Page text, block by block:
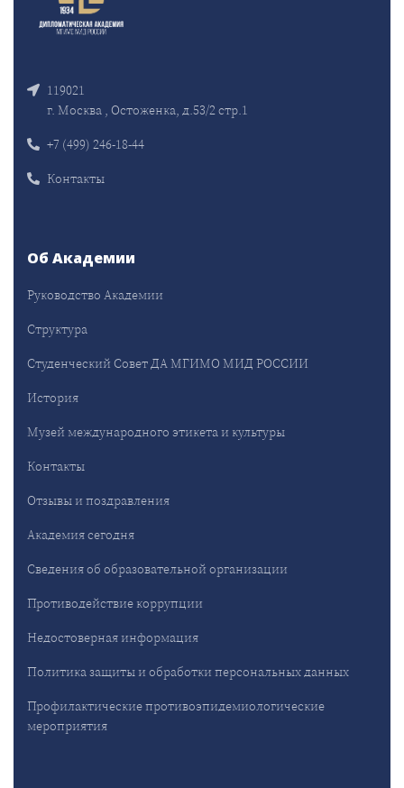
119021
г. Москва , Остоженка, д.53/2 стр.1
+7 (499) 246-18-44
Контакты
Об Академии
Руководство Академии
Структура
Студенческий Совет ДА МГИМО МИД РОССИИ
История
Музей международного этикета и культуры
Контакты
Отзывы и поздравления
Академия сегодня
Сведения об образовательной организации
Противодействие коррупции
Недостоверная информация
Политика защиты и обработки персональных данных
Профилактические противоэпидемиологические
мероприятия